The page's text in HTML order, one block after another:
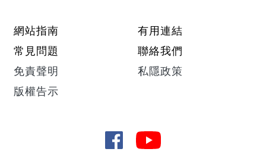
Footer menu
網站指南
有用連結
常見問題
聯絡我們
免責聲明
私隱政策
版權告示